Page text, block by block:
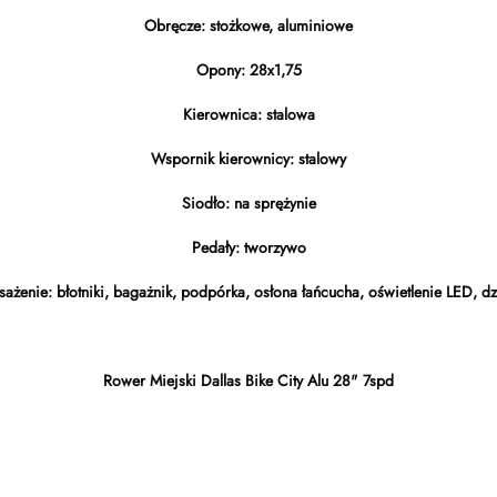
Obręcze: stożkowe, aluminiowe
Opony: 28x1,75
Kierownica: stalowa
Wspornik kierownicy: stalowy
Siodło: na sprężynie
Pedały: tworzywo
błotniki, bagażnik, podpórka, osłona łańcucha, oświetlenie LED,
Rower Miejski Dallas Bike City Alu 28" 7spd